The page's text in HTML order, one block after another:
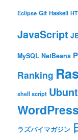
Eclipse Git Haskell
JavaScript
MySQL NetBeans
Ranking
shell script
WordPress
ラズパイマガジン